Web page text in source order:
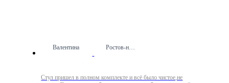
Валентина Ростов-на-Дону
Стул пришел в полном комплекте и всё было чистое,не